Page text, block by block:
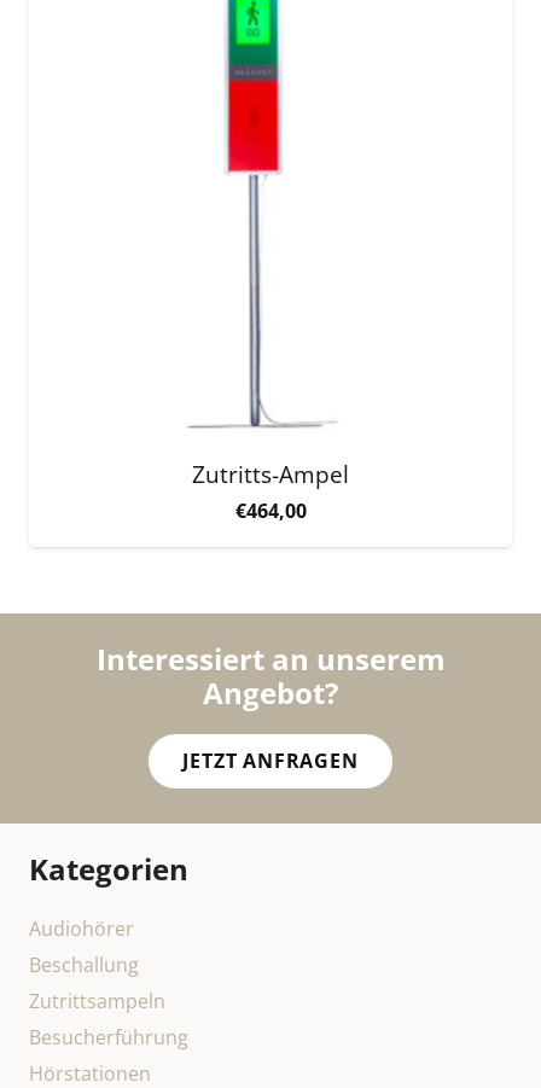
Zutritts-Ampel
€464,00
Interessiert an unserem
Angebot?
JETZT ANFRAGEN
Kategorien
Audiohörer
Beschallung
Zutrittsampeln
Besucherführung
Hörstationen